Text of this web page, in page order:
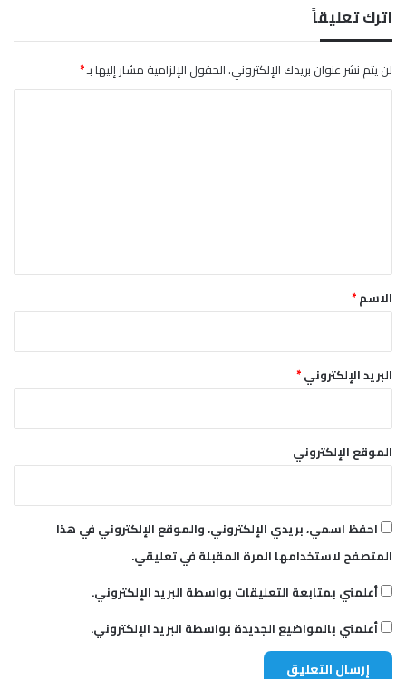
ت
ب
ي
اترك تعليقاً
لن يتم نشر عنوان بريدك الإلكتروني.الحقول الإلزامية مشار إليها بـ*
*الاسم*
البريد الإلكتروني*
الموقع الإلكتروني
احفظ اسمي، بريدي الإلكتروني، والموقع الإلكتروني في هذا
المتصفح لاستخدامها المرة المقبلة في تعليقي.
أعلمني بمتابعة التعليقات بواسطة البريد الإلكتروني.
أعلمني بالمواضيع الجديدة بواسطة البريد الإلكتروني.